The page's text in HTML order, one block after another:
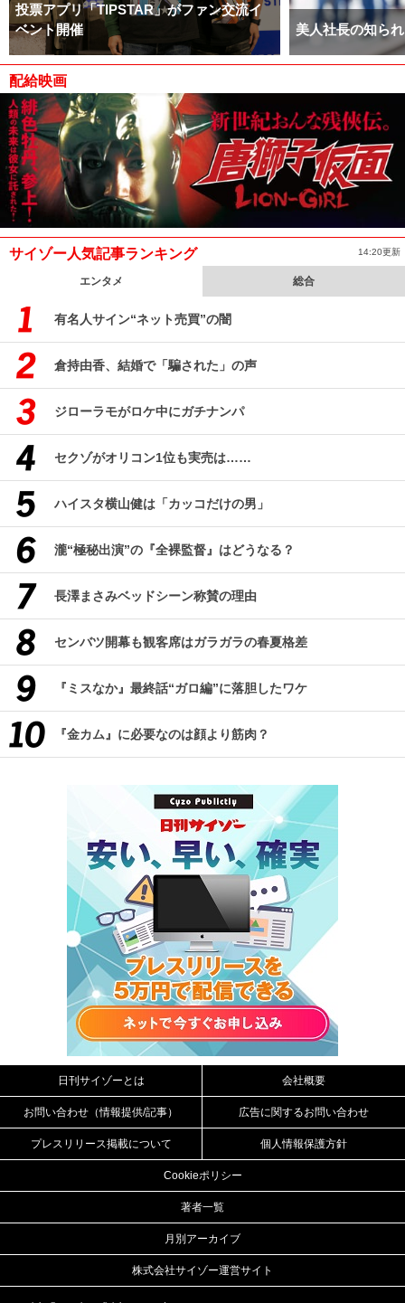
投票アプリ「TIPSTAR」がファン交流イ
ベント開催
美人社長の知ら
配給映画
サイゾー人気記事ランキング 14:20更新
エンタメ 総合
有名人サイン“ネット売買”の闇
倉持由香、結婚で「騙された」の声
ジローラモがロケ中にガチナンパ
セクゾがオリコン1位も実売は……
ハイスタ横山健は「カッコだけの男」
瀧“極秘出演”の『全裸監督』はどうなる？
長澤まさみベッドシーン称賛の理由
センバツ開幕も観客席はガラガラの春夏格差
『ミスなか』最終話“ガロ編”に落胆したワケ
『金カム』に必要なのは顔より筋肉？
日刊サイゾーとは 会社概要
お問い合わせ（情報提供/記事） 広告に関するお問い合わせ
プレスリリース掲載について 個人情報保護方針
Cookieポリシー
著者一覧
月別アーカイブ
株式会社サイゾー運営サイト